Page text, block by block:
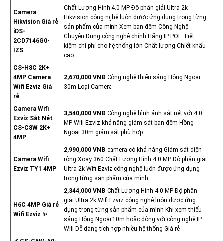
Camera
Hikvision Giá rẻ
iDS-
2CD7146G0-
IZS
Chất Lượng Hình 4.0 MP Độ phân giải Ultra 2k
Hikvision công nghệ luôn được ứng dụng trong từng
sản phẩm của mình Xem ban đêm Công Nghệ
Chuyên Dụng công nghệ chính Hãng IP POE Tiết
kiệm chi phí cho hệ thống lớn Chất lượng Chiết khấu
cao
CS-H8C 2K+
4MP Camera
Wifi Ezviz Giá
rẻ
2,670,000 VNĐ Công nghệ thiếu sáng Hồng Ngoại
30m Loại Camera
Camera Wifi
Ezviz Sắt Nét
CS-C8W 2K+
4MP
3,540,000 VNĐ Công nghệ hình ảnh sắt nét với 4.0
MP Wifi Ezviz khả năng giám sát ban đêm Hồng
Ngoại 30m giám sát phù hơp
Camera Wifi
Ezviz TY1 4MP
2,990,000 VNĐ camera có khả năng Giám sát diện
rộng Xoay 360 Chất Lượng Hình 4.0 MP Độ phân giải
Ultra 2k Wifi Ezviz công nghệ luôn được ứng dụng
trong từng sản phẩm của mình
H6C 4MP Giá rẻ
Wifi Ezviz ✨
2,344,000 VNĐ Chất Lượng Hình 4.0 MP Độ phân
giải Ultra 2k Wifi Ezviz công nghệ luôn được ứng
dụng trong từng sản phẩm của mình Khi xem thiếu
sáng Hồng Ngoại 10m hoặc động với công nghệ IP
Wifi Dễ dàng tích hợp nhiều hệ thống Giá rẻ